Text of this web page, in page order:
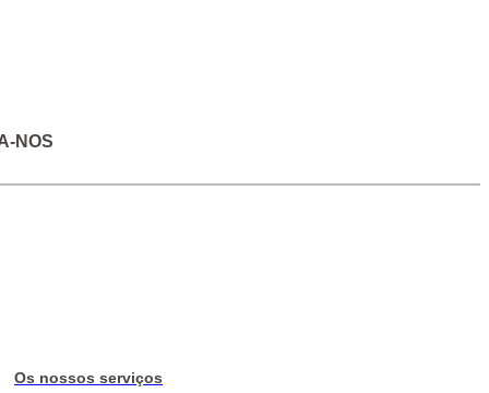
NOS
Os nossos serviços